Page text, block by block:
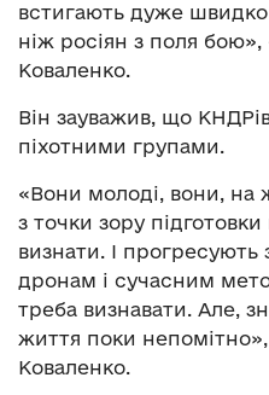
встигають дуже швидко
ніж росіян з поля бою»,
Коваленко.
Він зауважив, що
піхотними групами.
«Вони молоді, вони, на
з точки зору
визнати. І прогресують
дронам і сучасним
треба визнавати. Але,
життя поки
Коваленко.